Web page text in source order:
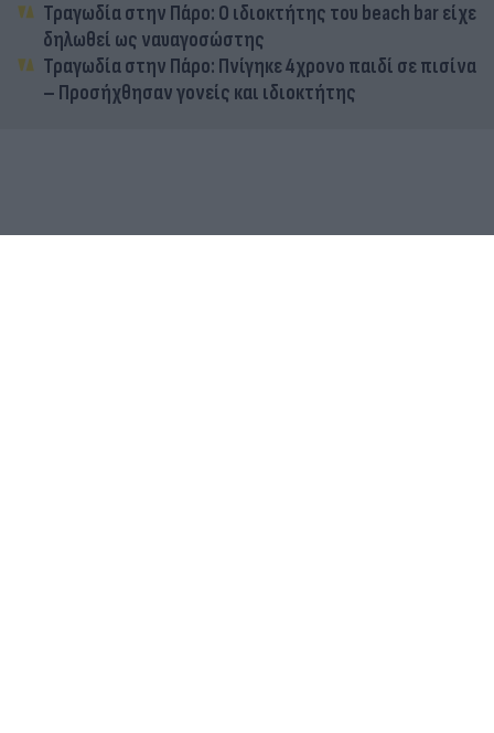
Τραγωδία στην Πάρο: Ο ιδιοκτήτης του beach bar είχε
δηλωθεί ως ναυαγοσώστης
Τραγωδία στην Πάρο: Πνίγηκε 4χρονο παιδί σε πισίνα
– Προσήχθησαν γονείς και ιδιοκτήτης